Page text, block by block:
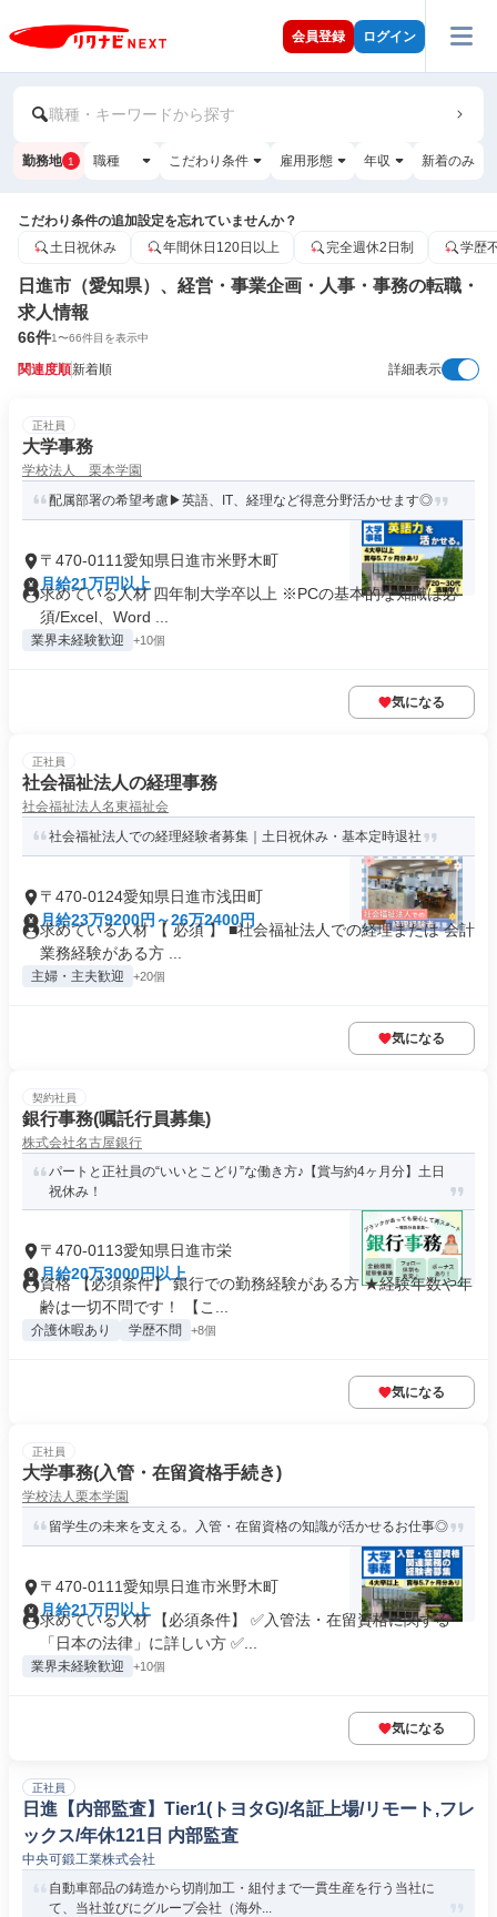
会員登録 ログイン
職種・キーワードから探す
勤務地 1 職種 こだわり条件 雇用形態 年収 新着のみ
こだわり条件の追加設定を忘れていませんか？
土日祝休み
年間休日120日以上 完全週休2日制 学歴
日進市（愛知県）、経営・事業企画・人事・事務の転職・
求人情報
66件1〜66件目を表示中
関連度順新着順 詳細表示
正社員
大学事務
学校法人 栗本学園
配属部署の希望考慮▶英語、IT、経理など得意分野活かせます◎
〒470-0111愛知県日進市米野木町
月給21万円以上
求めている人材 四年制大学卒以上 ※PCの基本的な知識は必
須/Excel、Word ...
業界未経験歓迎 +10個
気になる
正社員
社会福祉法人の経理事務
社会福祉法人名東福祉会
社会福祉法人での経理経験者募集｜土日祝休み・基本定時退社
〒470-0124愛知県日進市浅田町
月給23万9200円～26万2400円
求めている人材 【 必須 】 ■社会福祉法人での経理または 会計
業務経験がある方 ...
主婦・主夫歓迎 +20個
気になる
契約社員
銀行事務(嘱託行員募集)
株式会社名古屋銀行
パートと正社員の“いいとこどり”な働き方♪【賞与約4ヶ月分】土日
祝休み！
〒470-0113愛知県日進市栄
月給20万3000円以上
資格 【必須条件】 銀行での勤務経験がある方 ★経験年数や年
齢は一切不問です！ 【こ...
介護休暇あり 学歴不問 +8個
気になる
正社員
大学事務(入管・在留資格手続き)
学校法人栗本学園
留学生の未来を支える。入管・在留資格の知識が活かせるお仕事◎
〒470-0111愛知県日進市米野木町
月給21万円以上
求めている人材 【必須条件】 ✅入管法・在留資格に関する
「日本の法律」に詳しい方 ✅...
業界未経験歓迎 +10個
気になる
正社員
日進【内部監査】Tier1(トヨタG)/名証上場/リモート,フレ
ックス/年休121日 内部監査
中央可鍛工業株式会社
自動車部品の鋳造から切削加工・組付まで一貫生産を行う当社に
て、当社並びにグループ会社（海外...